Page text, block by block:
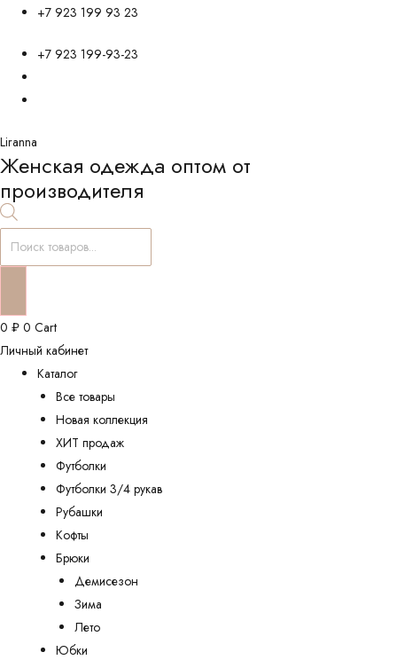
+7 923 199 93 23
+7 923 199-93-23
Liranna
Женская одежда оптом от
производителя
Поиск
товаров
0 ₽ 0 Cart
Личный кабинет
Каталог
Все товары
Новая коллекция
ХИТ продаж
Футболки
Футболки 3/4 рукав
Рубашки
Кофты
Брюки
Демисезон
Зима
Лето
Юбки